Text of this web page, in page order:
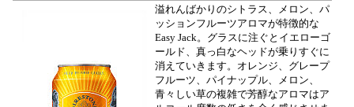
溢れんばかりのシトラス、メロン、パ
ッションフルーツアロマが特徴的な
Easy Jack。グラスに注ぐとイエローゴ
ールド、真っ白なヘッドが乗りすぐに
消えていきます。オレンジ、グレープ
フルーツ、パイナップル、メロン、
青々しい草の複雑で芳醇なアロマはア